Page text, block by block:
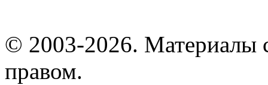
© 2003-2026. Материалы
правом.